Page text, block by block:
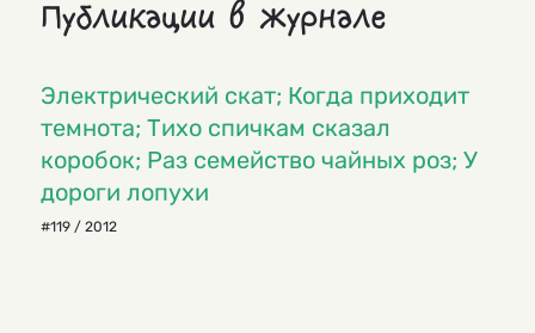
Публикации в журнале
Электрический скат; Когда приходит
темнота; Тихо спичкам сказал
коробок; Раз семейство чайных роз; У
дороги лопухи
#119 / 2012